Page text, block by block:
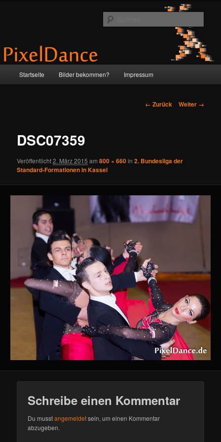
PixelDance
Startseite Bilder bekommen? Impressum
Bilder-
← Zurück Weiter →
DSC07359
Veröffentlicht2. März 2015 am800 × 660in2. Bundesliga der
Standard-Formationen in Kassel
Schreibe einen Kommentar
Du musstangemeldetsein, um einen Kommentar
abzugeben.